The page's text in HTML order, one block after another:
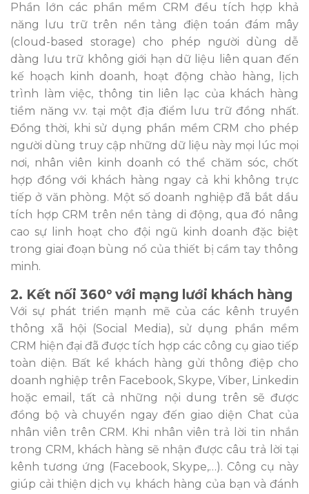
Phần lớn các phần mềm CRM đều tích hợp khả
năng lưu trữ trên nền tảng điện toán đám mây
(cloud-based storage) cho phép người dùng dễ
dàng lưu trữ không giới hạn dữ liệu liên quan đến
kế hoạch kinh doanh, hoạt động chào hàng, lịch
trình làm việc, thông tin liên lạc của khách hàng
tiềm năng v.v. tại một địa điểm lưu trữ đồng nhất.
Đồng thời, khi sử dụng phần mềm CRM cho phép
người dùng truy cập những dữ liệu này mọi lúc mọi
nơi, nhân viên kinh doanh có thể chăm sóc, chốt
hợp đồng với khách hàng ngay cả khi không trực
tiếp ở văn phòng. Một số doanh nghiệp đã bắt dầu
tích hợp CRM trên nền tảng di động, qua đó nâng
cao sự linh hoạt cho đội ngũ kinh doanh đặc biệt
trong giai đoạn bùng nổ của thiết bị cầm tay thông
minh.
2. Kết nối 360° với mạng lưới khách hàng
Với sự phát triển mạnh mẽ của các kênh truyền
thông xã hội (Social Media), sử dụng phần mềm
CRM hiện đại đã được tích hợp các công cụ giao tiếp
toàn diện. Bất kể khách hàng gửi thông điệp cho
doanh nghiệp trên Facebook, Skype, Viber, Linkedin
hoặc email, tất cả những nội dung trên sẽ được
đồng bộ và chuyển ngay đến giao diện Chat của
nhân viên trên CRM. Khi nhân viên trả lời tin nhắn
trong CRM, khách hàng sẽ nhận được câu trả lời tại
kênh tương ứng (Facebook, Skype,…). Công cụ này
giúp cải thiện dịch vụ khách hàng của bạn và đánh